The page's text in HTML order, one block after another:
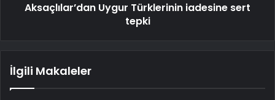
Aksaçlılar’dan Uygur Türklerinin iadesine sert
tepki
İlgili Makaleler